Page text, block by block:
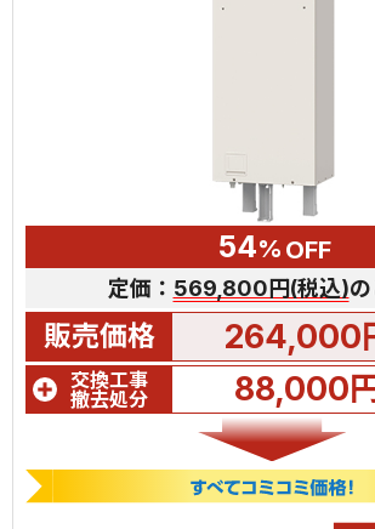
54% OFF
定価： 569,800円(税込)
販売価格 264,000
交換工事
撤去処分
88,000